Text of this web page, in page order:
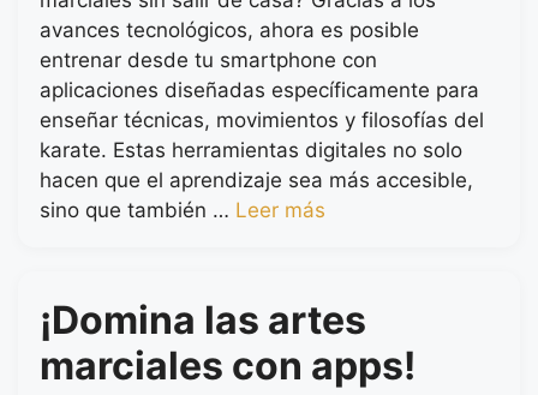
avances tecnológicos, ahora es posible
entrenar desde tu smartphone con
aplicaciones diseñadas específicamente para
enseñar técnicas, movimientos y filosofías del
karate. Estas herramientas digitales no solo
hacen que el aprendizaje sea más accesible,
sino que también … Leer más
¡Domina las artes
marciales con apps!